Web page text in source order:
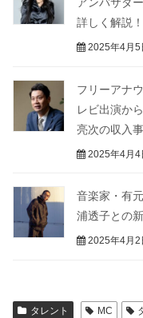
詳しく解説！
2025年4月5
フリーアナ
レビ出演か
亮次の収入
2025年4月4
音楽家・有
浦透子との
2025年4月2
タレント MC